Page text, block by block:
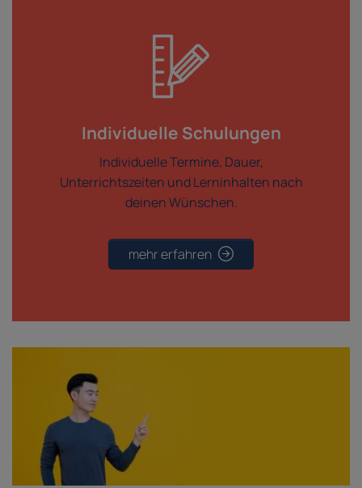
Individuelle Schulungen
Individuelle Termine, Dauer,
Unterrichtszeiten und Lerninhalten nach
deinen Wünschen.
mehr erfahren